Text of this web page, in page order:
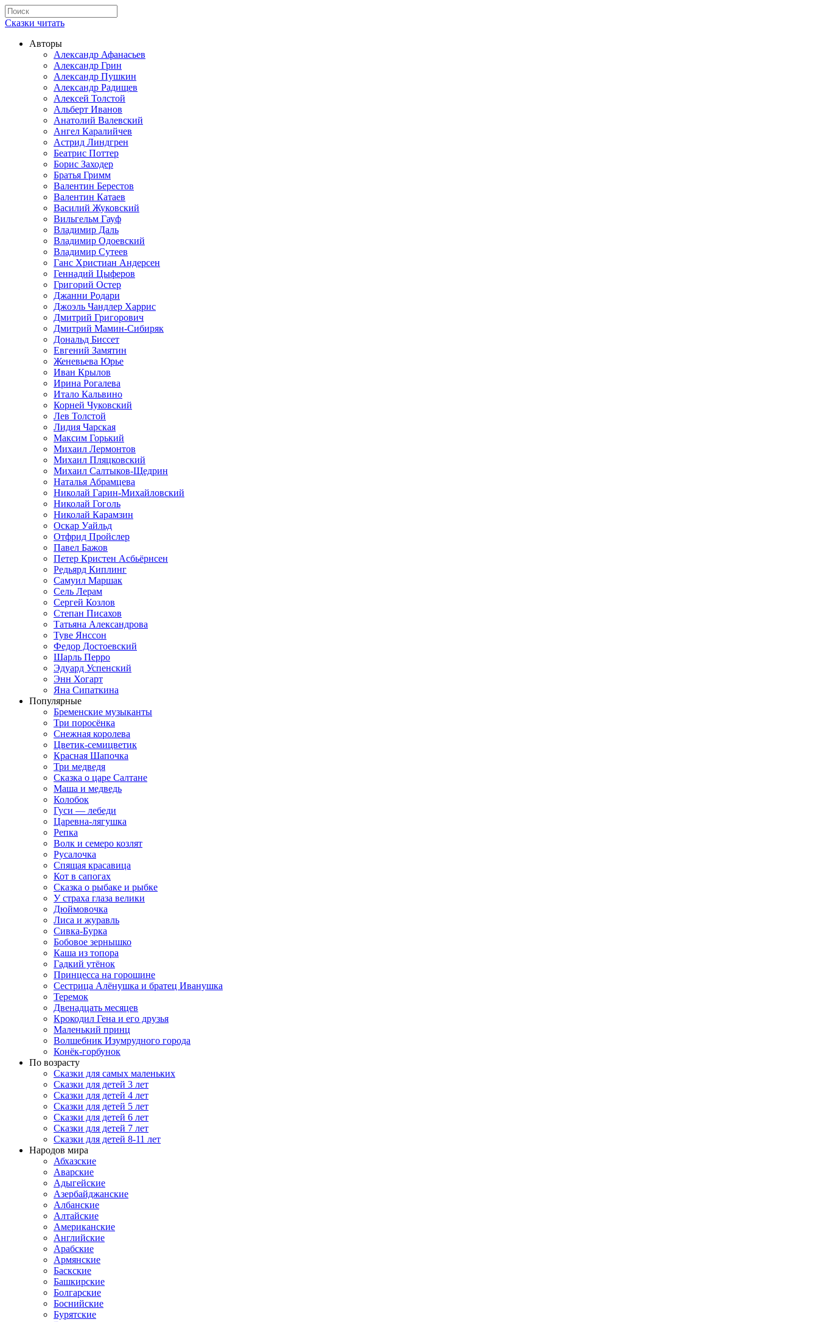
Сказки читать
Авторы
Александр Афанасьев
Александр Грин
Александр Пушкин
Александр Радищев
Алексей Толстой
Альберт Иванов
Анатолий Валевский
Ангел Каралийчев
Астрид Линдгрен
Беатрис Поттер
Борис Заходер
Братья Гримм
Валентин Берестов
Валентин Катаев
Василий Жуковский
Вильгельм Гауф
Владимир Даль
Владимир Одоевский
Владимир Сутеев
Ганс Христиан Андерсен
Геннадий Цыферов
Григорий Остер
Джанни Родари
Джоэль Чандлер Харрис
Дмитрий Григорович
Дмитрий Мамин-Сибиряк
Дональд Биссет
Евгений Замятин
Женевьева Юрье
Иван Крылов
Ирина Рогалева
Итало Кальвино
Корней Чуковский
Лев Толстой
Лидия Чарская
Максим Горький
Михаил Лермонтов
Михаил Пляцковский
Михаил Салтыков-Щедрин
Наталья Абрамцева
Николай Гарин-Михайловский
Николай Гоголь
Николай Карамзин
Оскар Уайльд
Отфрид Пройслер
Павел Бажов
Петер Кристен Асбьёрнсен
Редьярд Киплинг
Самуил Маршак
Сель Лерам
Сергей Козлов
Степан Писахов
Татьяна Александрова
Туве Янссон
Федор Достоевский
Шарль Перро
Эдуард Успенский
Энн Хогарт
Яна Сипаткина
Популярные
Бременские музыканты
Три поросёнка
Снежная королева
Цветик-семицветик
Красная Шапочка
Три медведя
Сказка о царе Салтане
Маша и медведь
Колобок
Гуси — лебеди
Царевна-лягушка
Репка
Волк и семеро козлят
Русалочка
Спящая красавица
Кот в сапогах
Сказка о рыбаке и рыбке
У страха глаза велики
Дюймовочка
Лиса и журавль
Сивка-Бурка
Бобовое зернышко
Каша из топора
Гадкий утёнок
Принцесса на горошине
Сестрица Алёнушка и братец Иванушка
Теремок
Двенадцать месяцев
Крокодил Гена и его друзья
Маленький принц
Волшебник Изумрудного города
Конёк-горбунок
По возрасту
Сказки для самых маленьких
Сказки для детей 3 лет
Сказки для детей 4 лет
Сказки для детей 5 лет
Сказки для детей 6 лет
Сказки для детей 7 лет
Сказки для детей 8-11 лет
Народов мира
Абхазские
Аварские
Адыгейские
Азербайджанские
Албанские
Алтайские
Американские
Английские
Арабские
Армянские
Баскские
Башкирские
Болгарские
Боснийские
Бурятские